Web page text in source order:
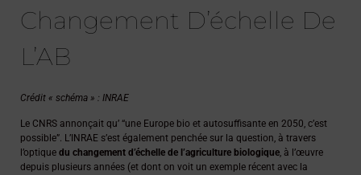
Changement D’échelle De
L’AB
Crédit « schéma » : INRAE
Le CNRS annonçait qu’ “une Europe bio et autosuffisante en 2050, c’est
possible”. L’INRAE s’est également penchée sur la question, à travers
l’optique du changement d’échelle de l’agriculture biologique, à l’œuvre
depuis plusieurs années (et dont on voit un exemple récent avec la